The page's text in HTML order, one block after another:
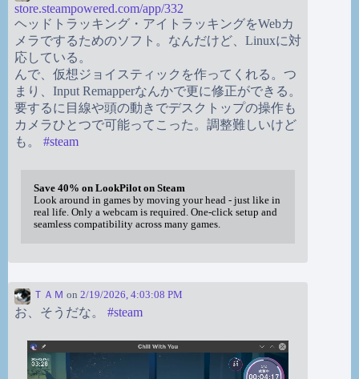
store.steampowered.com/app/332
ヘッドトラッキング・アイトラッキングをWebカ
メラでするためのソフト。なんだけど、Linuxに対
応している。
んで、仮想ジョイスティックを作ってくれる。つ
まり、Input Remapperなんかで更に修正ができる。
要するに目線や頭の動きでデスクトップの操作も
カメラひとつで可能ってこった。調整難しいけど
も。 #steam
Save 40% on LookPilot on Steam
Look around in games by moving your head - just like in
real life. Only a webcam is required. One-click setup and
seamless compatibility across many games.
ＴＡＭ on 2/19/2026, 4:03:08 PM
お、そうだな。 #steam